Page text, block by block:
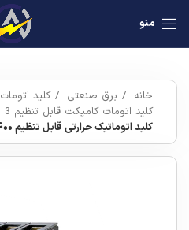
منو
خانه برق صنعتی کلید اتومات
کلید اتومات کامپکت قابل تنظیم 3 پل هیوندای
کلید اتوماتیک حرارتی قابل تنظیم ۴۰۰ آمپر هیوندای